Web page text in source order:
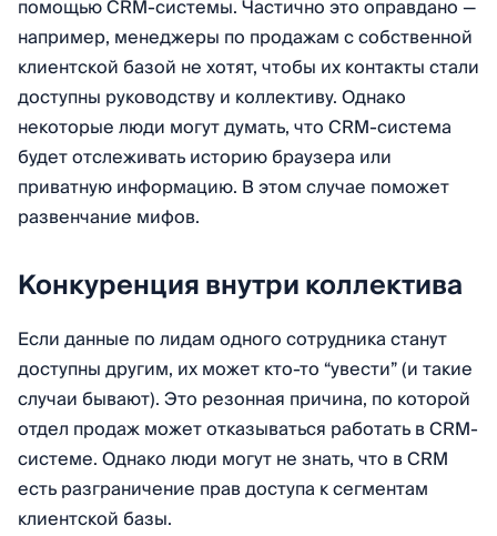
помощью CRM-системы. Частично это оправдано —
например, менеджеры по продажам с собственной
клиентской базой не хотят, чтобы их контакты стали
доступны руководству и коллективу. Однако
некоторые люди могут думать, что CRM-система
будет отслеживать историю браузера или
приватную информацию. В этом случае поможет
развенчание мифов.
Конкуренция внутри коллектива
Если данные по лидам одного сотрудника станут
доступны другим, их может кто-то “увести” (и такие
случаи бывают). Это резонная причина, по которой
отдел продаж может отказываться работать в CRM-
системе. Однако люди могут не знать, что в CRM
есть разграничение прав доступа к сегментам
клиентской базы.